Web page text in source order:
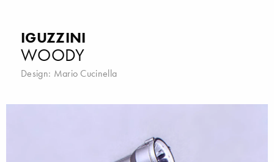
IGUZZINI
WOODY
Design: Mario Cucinella